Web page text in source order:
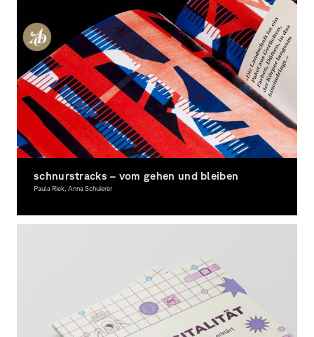
schnurstracks – vom gehen und bleiben
Paula Riek, Anna Schuierer